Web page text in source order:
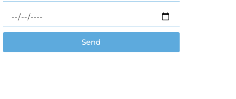
Send